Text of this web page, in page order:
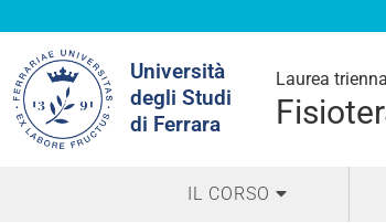
Università
degli Studi
di Ferrara
Laurea
nel
sito
IL CORSO